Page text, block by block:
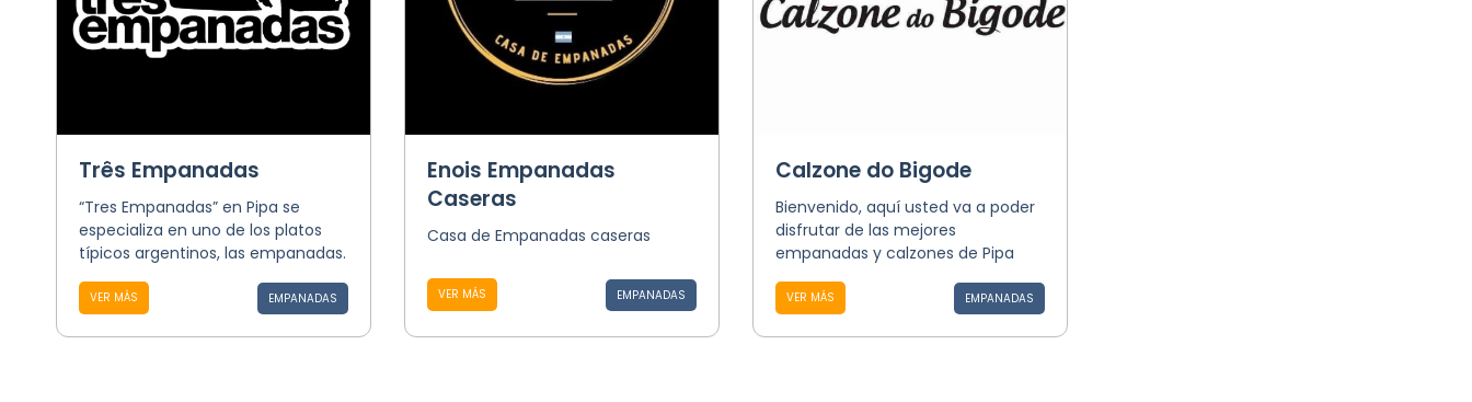
Três Empanadas
“Tres Empanadas” en Pipa se
especializa en uno de los platos
típicos argentinos, las empanadas.
VER MÁS EMPANADAS
Enois Empanadas
Caseras
Casa de Empanadas caseras
VER MÁS EMPANADAS
Calzone do Bigode
Bienvenido, aquí usted va a poder
disfrutar de las mejores
empanadas y calzones de Pipa
VER MÁS EMPANADAS